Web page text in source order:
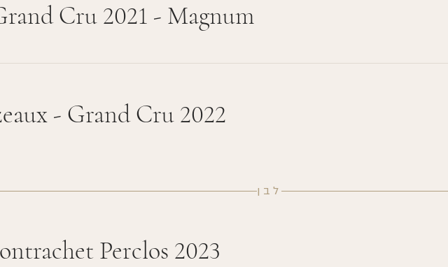
Cru 2021 - Magnum
- Grand Cru 2022
לבן
Perclos 2023